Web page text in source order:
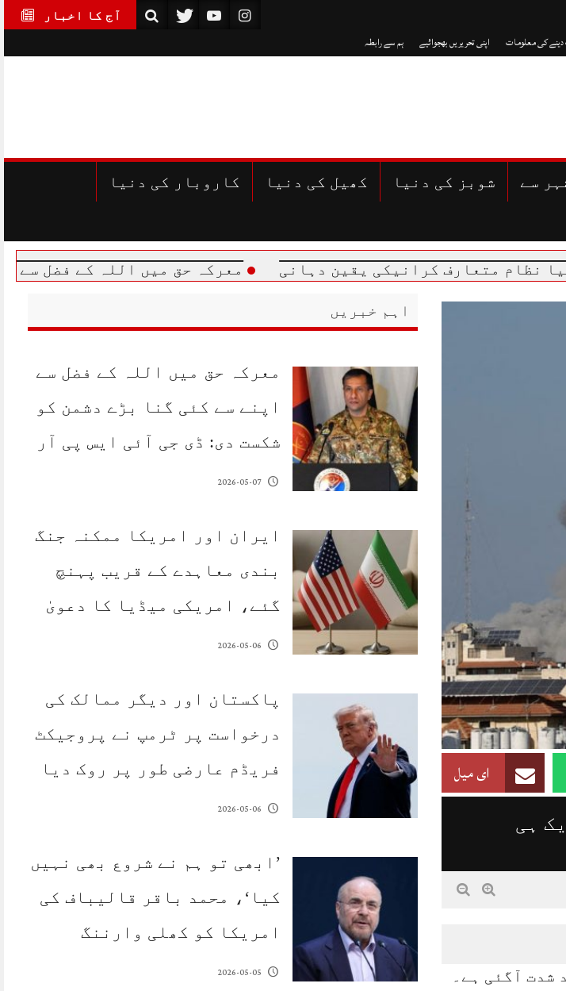
آج کا اخبار
دینے کی معلومات اپنی تحریریں بھجوائیے ہم سے رابطہ
سے شوبز کی دنیا کھیل کی دنیا کاروبار کی دنیا
معرکہ حق میں اللہ کے فضل سے اپنے سے
ای میل
ہی
شدت آگئی ہے۔
اہم خبریں
معرکہ حق میں اللہ کے فضل سے
اپنے سے کئی گنا بڑے دشمن کو
شکست دی: ڈی جی آئی ایس پی آر
2026-05-07
ایران اور امریکا ممکنہ جنگ
بندی معاہدے کے قریب پہنچ
گئے، امریکی میڈیا کا دعویٰ
2026-05-06
پاکستان اور دیگر ممالک کی
درخواست پر ٹرمپ نے پروجیکٹ
فریڈم عارضی طور پر روک دیا
2026-05-06
’ابھی تو ہم نے شروع بھی نہیں
کیا‘، محمد باقر قالیباف کی
امریکا کو کھلی وارننگ
2026-05-05